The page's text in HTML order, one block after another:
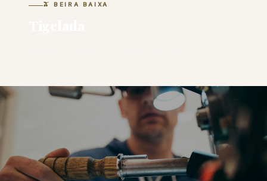
🫒 BEIRA BAIXA